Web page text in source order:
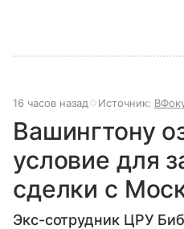
16 часов назад Источник:
Вашингтону
условие для
сделки с
Экс-сотрудник ЦРУ